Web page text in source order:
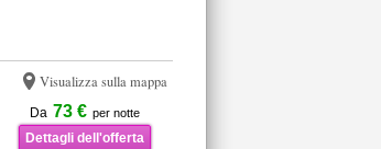
Visualizza sulla mappa
Da 73 € per notte
Dettagli dell'offerta